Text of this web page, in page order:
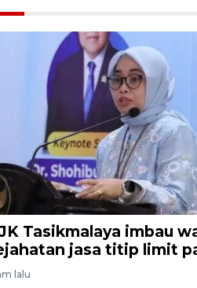
Tasikmalaya imbau
jasa titip limit
lalu